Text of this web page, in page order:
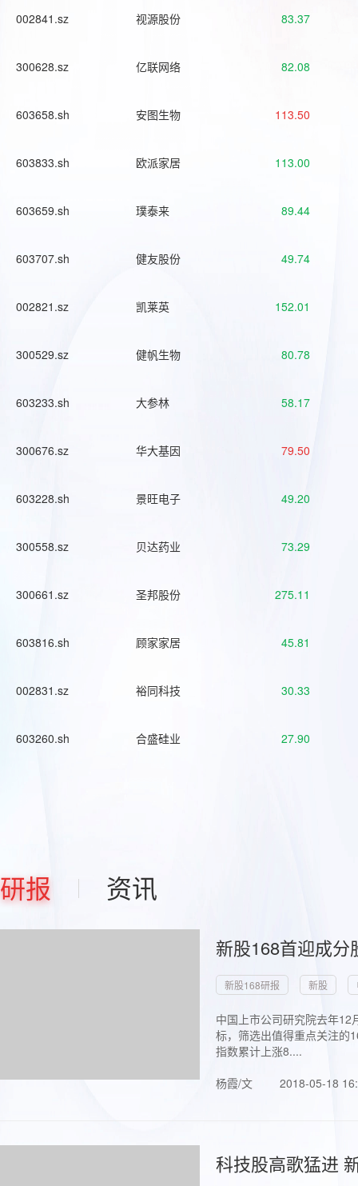
002841.sz 视源股份 83.37
300628.sz 亿联网络 82.08
603658.sh 安图生物 113.50
603833.sh 欧派家居 113.00
603659.sh 璞泰来 89.44
603707.sh 健友股份 49.74
002821.sz 凯莱英 152.01
300529.sz 健帆生物 80.78
603233.sh 大参林 58.17
300676.sz 华大基因 79.50
603228.sh 景旺电子 49.20
300558.sz 贝达药业 73.29
300661.sz 圣邦股份 275.11
603816.sh 顾家家居 45.81
002831.sz 裕同科技 30.33
603260.sh 合盛硅业 27.90
研报 资讯
新股168首迎成
新股168研报 新股
中国上市公司研究院去年
标，筛选出值得重点关注的
指数累计上涨8....
杨霞/文
2018-05-18
科技股高歌猛进